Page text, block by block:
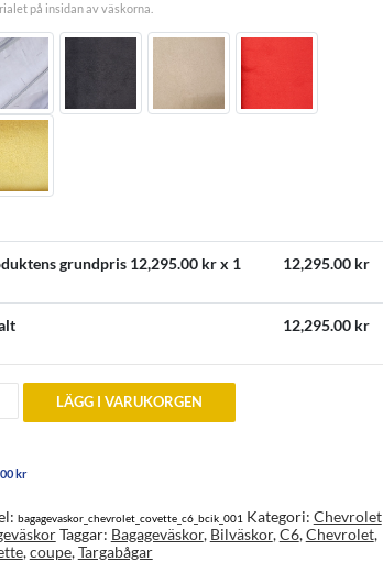
på insidan av väskorna.
grundpris 12,295.00kr x 1 12,295.00kr
12,295.00kr
LÄGG I VARUKORGEN
kr
bagagevaskor_chevrolet_covette_c6_bcik_001 Kategori: Chevrolet
Taggar: Bagageväskor, Bilväskor,C6,Chevrolet,
,coupe,Targabågar